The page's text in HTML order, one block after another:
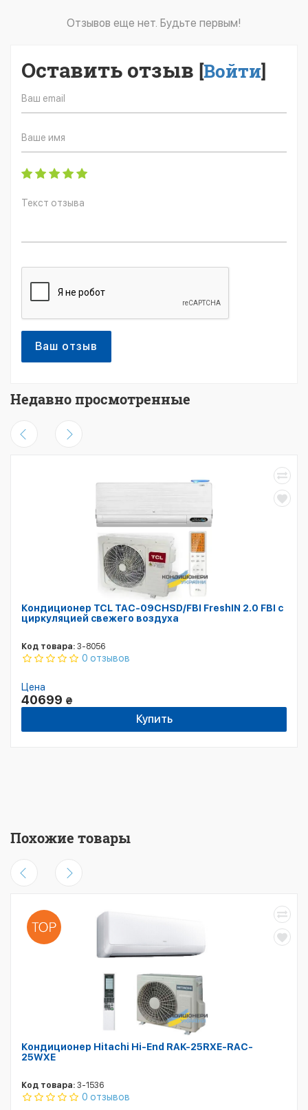
Отзывов еще нет. Будьте первым!
Оставить отзыв [Войти]
Ваш отзыв
Недавно просмотренные
Кондиционер TCL TAC-09CHSD/FBI FreshIN 2.0 FBI с
циркуляцией свежего воздуха
Код товара: 3-8056
0 отзывов
Цена
40699 ₴
Купить
Похожие товары
Кондиционер Hitachi Hi-End RAK-25RXE-RAC-
25WXE
Код товара: 3-1536
0 отзывов